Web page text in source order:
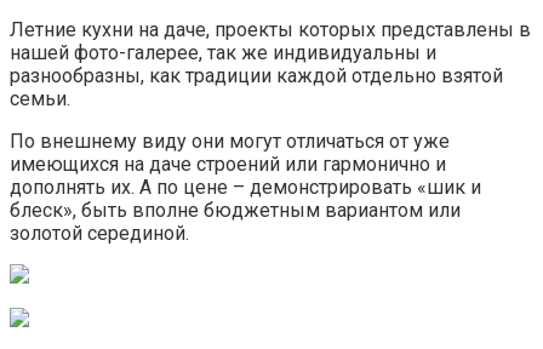
Летние кухни на даче, проекты которых представлены в
нашей фото-галерее, так же индивидуальны и
разнообразны, как традиции каждой отдельно взятой
семьи.
По внешнему виду они могут отличаться от уже
имеющихся на даче строений или гармонично и
дополнять их. А по цене – демонстрировать «шик и
блеск», быть вполне бюджетным вариантом или
золотой серединой.